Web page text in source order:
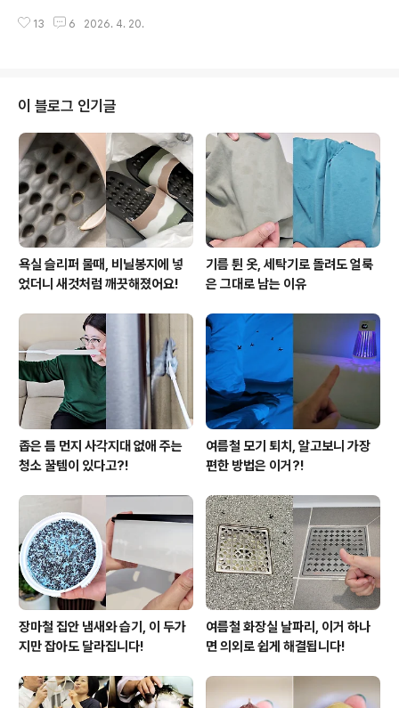
한 대신 맛이 아쉬운 경우가 많잖아요. 이건 그 균형을 ..
사용해도 되긴 하지만 폭이 애매해서 떨어질까봐 계속 신
할 것도 없을 정도로 간단해요. 세로 거치는 말할 것도 없고
요. 가로 거치도 충분하기 때문에 폴더폰이나 패드도 거치
가능해요. 떨어지면 어쩌지? 하는 걱정이 무색할만큼 꽤 무
거운 하중까지 버티더라고요. 휴대폰이나 패드 거치하는
정도는 1도 걱정 없이 안심하고 쓸 수 있어요. 가로, 세로
거..
13 6 2026. 4. 20.
이 블로그 인기글
욕실 슬리퍼 물때, 비닐봉지에 넣
었더니 새것처럼 깨끗해졌어요!
기름 튄 옷, 세탁기로 돌려도 얼룩
은 그대로 남는 이유
좁은 틈 먼지 사각지대 없애 주는
청소 꿀템이 있다고?!
여름철 모기 퇴치, 알고보니 가장
편한 방법은 이거?!
장마철 집안 냄새와 습기, 이 두가
지만 잡아도 달라집니다!
여름철 화장실 날파리, 이거 하나
면 의외로 쉽게 해결됩니다!